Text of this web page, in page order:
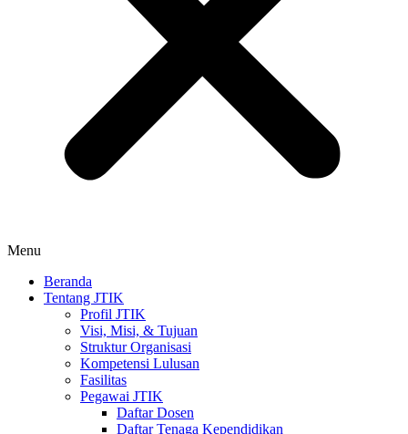
Menu
Beranda
Tentang JTIK
Profil JTIK
Visi, Misi, & Tujuan
Struktur Organisasi
Kompetensi Lulusan
Fasilitas
Pegawai JTIK
Daftar Dosen
Daftar Tenaga Kependidikan